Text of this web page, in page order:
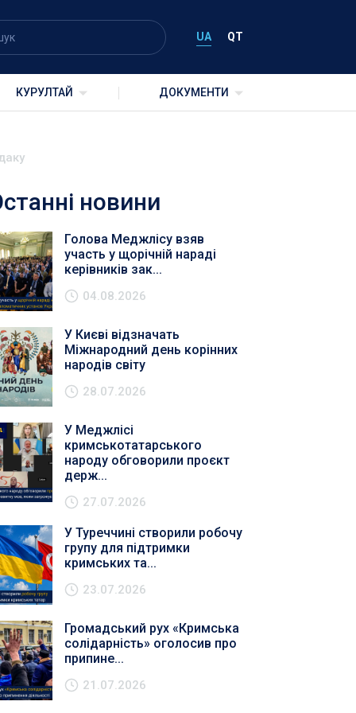
UA QT
КУРУЛТАЙ ДОКУМЕНТИ
новини
Голова Меджлісу взяв
участь у щорічній нараді
керівників зак...
04.08.2026
У Києві відзначать
Міжнародний день корінних
народів світу
28.07.2026
У Меджлісі
кримськотатарського
народу обговорили проєкт
держ...
27.07.2026
У Туреччині створили робочу
групу для підтримки
кримських та...
23.07.2026
Громадський рух «Кримська
солідарність» оголосив про
припине...
21.07.2026